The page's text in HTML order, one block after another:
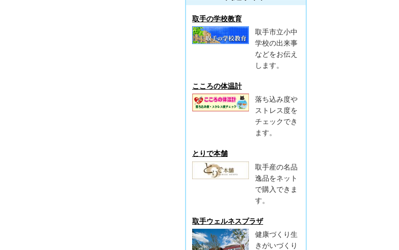
取手の学校教育
取手市立小中
学校の出来事
などをお伝え
します。
こころの体温計
落ち込み度や
ストレス度を
チェックでき
ます。
とりで本舗
取手産の名品
逸品をネット
で購入できま
す。
取手ウェルネスプラザ
健康づくり生
きがいづくり